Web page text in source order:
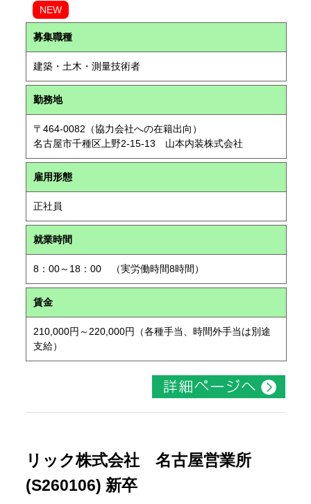
NEW
募集職種
建築・土木・測量技術者
勤務地
〒464-0082（協力会社への在籍出向）
名古屋市千種区上野2-15-13 山本内装株式会社
雇用形態
正社員
就業時間
8：00～18：00 （実労働時間8時間）
賃金
210,000円～220,000円（各種手当、時間外手当は別途
支給）
リック株式会社 名古屋営業所
(S260106) 新卒